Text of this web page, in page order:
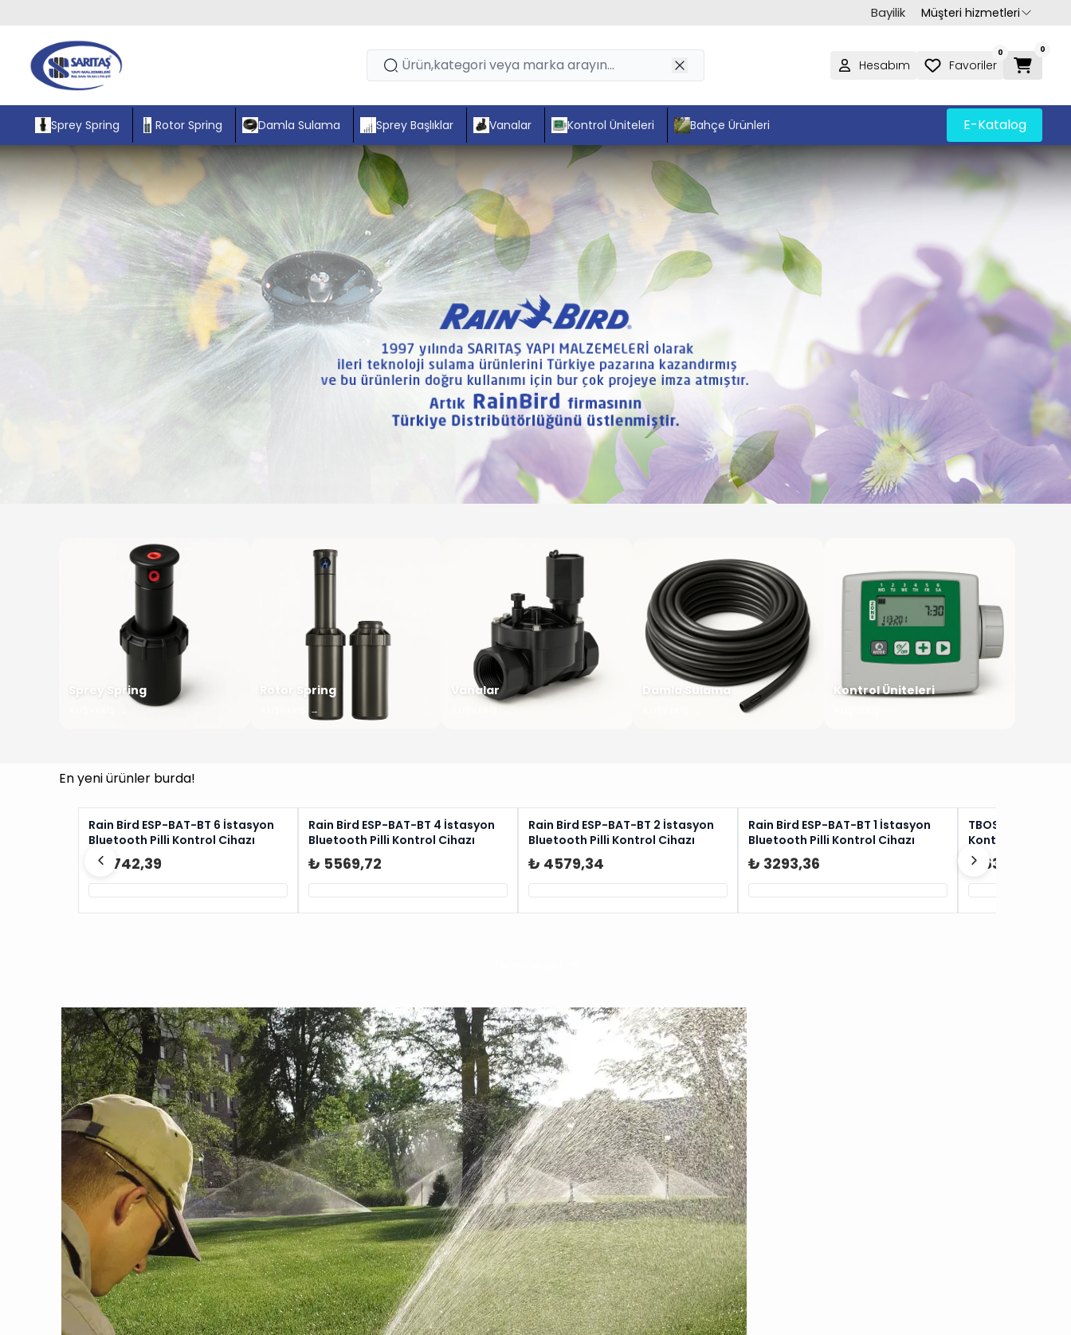
Bayilik Müşteri hizmetleri
Hesabım
0
Favoriler
0
Sprey Spring Rotor Spring Damla Sulama Sprey Başlıklar Vanalar Kontrol Üniteleri Bahçe Ürünleri E-Katalog
Sprey Spring Rotor Spring
→
Vanalar Damla Sulama Kontrol Üniteleri
En yeni ürünler burda!
Rain Bird ESP-BAT-BT 6 İstasyon
Bluetooth Pilli Kontrol Cihazı
₺ 6742,39
Rain Bird ESP-BAT-BT 4 İstasyon
Bluetooth Pilli Kontrol Cihazı
₺ 5569,72
Rain Bird ESP-BAT-BT 2 İstasyon
Bluetooth Pilli Kontrol Cihazı
₺ 4579,34
Rain Bird ESP-BAT-BT 1 İstasyon
Bluetooth Pilli Kontrol Cihazı
₺ 3293,36
TBOS-BT-LT 6
Kontrol Ünitesi
₺ 6320,16